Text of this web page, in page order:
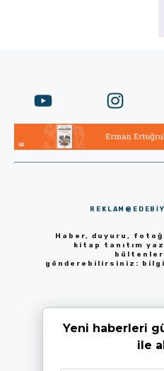
Haber, duyuru,
kitap tanıtım
gönderebilirsiniz:
Yeni haberleri
ile